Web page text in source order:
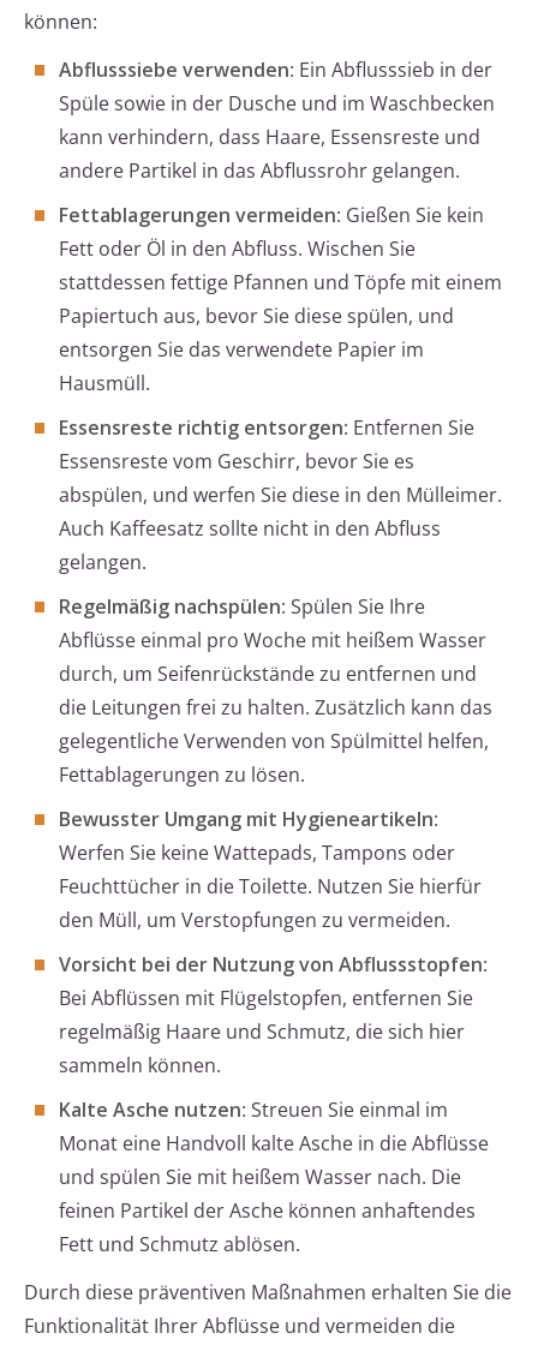
können:
Abflusssiebe verwenden: Ein Abflusssieb in der
Spüle sowie in der Dusche und im Waschbecken
kann verhindern, dass Haare, Essensreste und
andere Partikel in das Abflussrohr gelangen.
Fettablagerungen vermeiden: Gießen Sie kein
Fett oder Öl in den Abfluss. Wischen Sie
stattdessen fettige Pfannen und Töpfe mit einem
Papiertuch aus, bevor Sie diese spülen, und
entsorgen Sie das verwendete Papier im
Hausmüll.
Essensreste richtig entsorgen: Entfernen Sie
Essensreste vom Geschirr, bevor Sie es
abspülen, und werfen Sie diese in den Mülleimer.
Auch Kaffeesatz sollte nicht in den Abfluss
gelangen.
Regelmäßig nachspülen: Spülen Sie Ihre
Abflüsse einmal pro Woche mit heißem Wasser
durch, um Seifenrückstände zu entfernen und
die Leitungen frei zu halten. Zusätzlich kann das
gelegentliche Verwenden von Spülmittel helfen,
Fettablagerungen zu lösen.
Bewusster Umgang mit Hygieneartikeln:
Werfen Sie keine Wattepads, Tampons oder
Feuchttücher in die Toilette. Nutzen Sie hierfür
den Müll, um Verstopfungen zu vermeiden.
Vorsicht bei der Nutzung von Abflussstopfen:
Bei Abflüssen mit Flügelstopfen, entfernen Sie
regelmäßig Haare und Schmutz, die sich hier
sammeln können.
Kalte Asche nutzen: Streuen Sie einmal im
Monat eine Handvoll kalte Asche in die Abflüsse
und spülen Sie mit heißem Wasser nach. Die
feinen Partikel der Asche können anhaftendes
Fett und Schmutz ablösen.
Durch diese präventiven Maßnahmen erhalten Sie die
Funktionalität Ihrer Abflüsse und vermeiden die